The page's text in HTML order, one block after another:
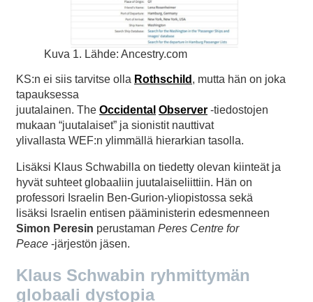
Kuva 1. Lähde: Ancestry.com
KS:n ei siis tarvitse olla Rothschild , mutta hän on joka
tapauksessa
juutalainen. The Occidental Observer ‑tiedostojen
mukaan “juutalaiset” ja sionistit nauttivat
ylivallasta WEF:n ylimmällä hierarkian tasolla.
Lisäksi Klaus Schwabilla on tiedetty olevan kiinteät ja
hyvät suhteet globaaliin juutalaiseliittiin. Hän on
professori Israelin Ben-Gurion-yliopistossa sekä
lisäksi Israelin entisen pääministerin edesmenneen
Simon Peresin perustaman Peres Centre for
Peace ‑järjestön jäsen.
Klaus Schwabin ryhmittymän
globaali dystopia